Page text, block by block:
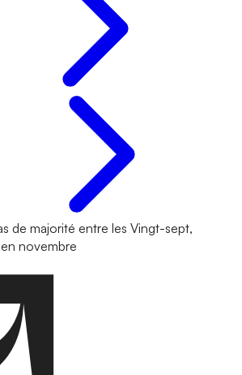
de majorité entre les Vingt-sept,
novembre